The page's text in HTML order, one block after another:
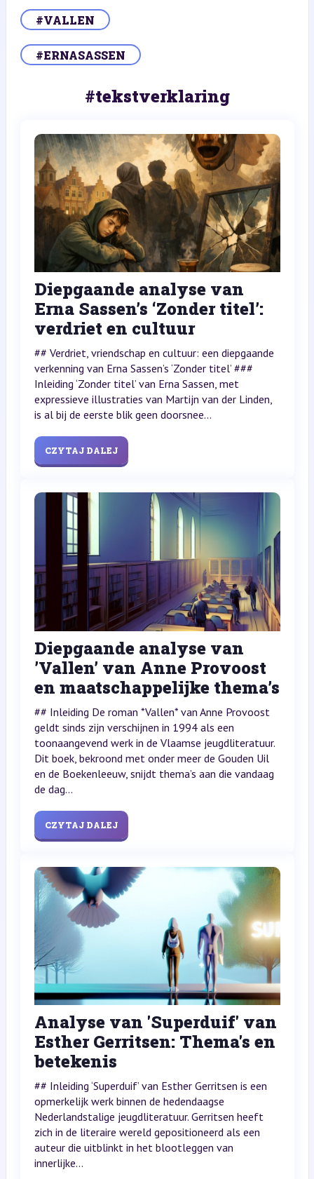
#VALLEN
#ERNASASSEN
#tekstverklaring
Diepgaande analyse van
Erna Sassen’s ‘Zonder titel’:
verdriet en cultuur
## Verdriet, vriendschap en cultuur: een diepgaande
verkenning van Erna Sassen’s ‘Zonder titel’ ###
Inleiding ‘Zonder titel’ van Erna Sassen, met
expressieve illustraties van Martijn van der Linden,
is al bij de eerste blik geen doorsnee...
CZYTAJ DALEJ
Diepgaande analyse van
’Vallen’ van Anne Provoost
en maatschappelijke thema’s
## Inleiding De roman *Vallen* van Anne Provoost
geldt sinds zijn verschijnen in 1994 als een
toonaangevend werk in de Vlaamse jeugdliteratuur.
Dit boek, bekroond met onder meer de Gouden Uil
en de Boekenleeuw, snijdt thema’s aan die vandaag
de dag...
CZYTAJ DALEJ
Analyse van 'Superduif' van
Esther Gerritsen: Thema's en
betekenis
## Inleiding ‘Superduif’ van Esther Gerritsen is een
opmerkelijk werk binnen de hedendaagse
Nederlandstalige jeugdliteratuur. Gerritsen heeft
zich in de literaire wereld gepositioneerd als een
auteur die uitblinkt in het blootleggen van
innerlijke...